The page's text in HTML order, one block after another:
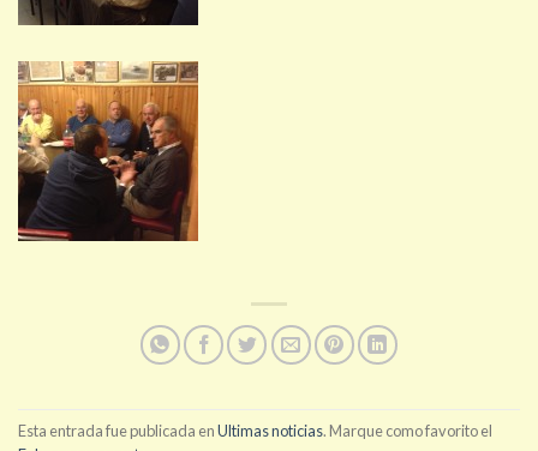
Esta entrada fue publicada enUltimas noticias. Marque como favorito el